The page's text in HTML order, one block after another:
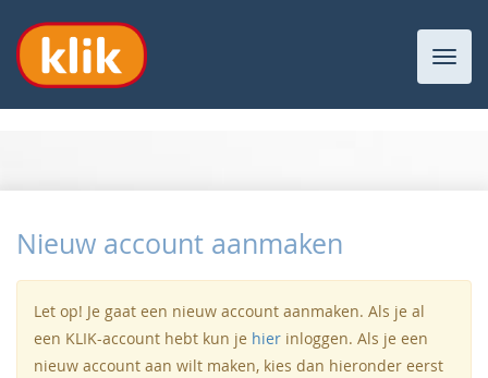
Nieuw account aanmaken
Let op! Je gaat een nieuw account aanmaken. Als je al
een KLIK-account hebt kun je hier inloggen. Als je een
nieuw account aan wilt maken, kies dan hieronder eerst